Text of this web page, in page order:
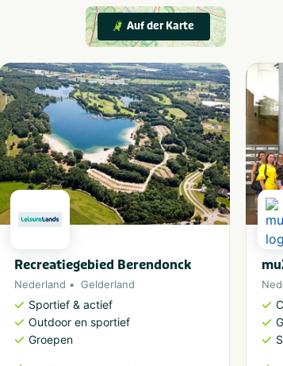
Auf der Karte
Recreatiegebied Berendonck
Nederland Gelderland
Sportief & actief
Outdoor en sportief
Groepen